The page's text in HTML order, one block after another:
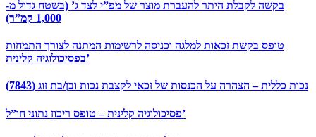
בקשה לקבלת היתר להעברת מוצר של מפ”י לצד ג’ (בשטח גדול מ-
1,000 קמ”ר)
טופס בקשת זכאות למלגה וכניסה לרשימות המתנה לצורך התמחות
בפסיכולוגיה קלינית’
נכות כללית – הצהרה על הכנסות של זכאי לקצבת נכות ובן/בת זוג (7843)
פסיכולוגיה קלינית – טופס ריכוז נתוני חו”ל’